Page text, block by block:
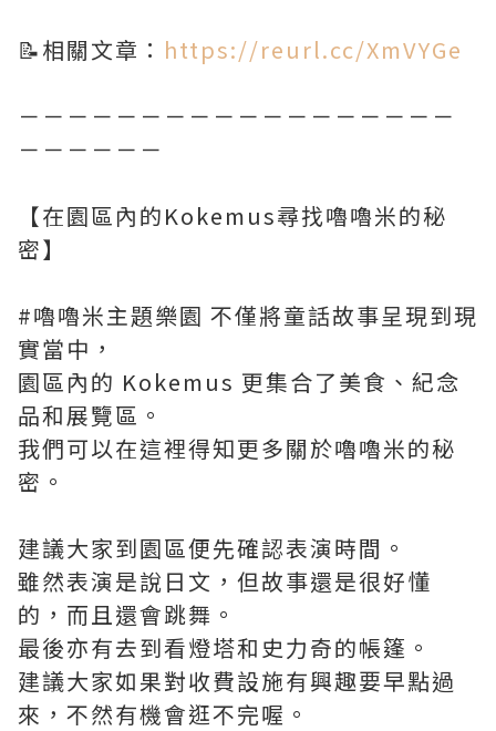
📝相關文章： https://reurl.cc/XmVYGe
－－－－－－－－－－－－－－－－－－
－－－－－－
【在園區內的Kokemus尋找嚕嚕米的秘
密】
#嚕嚕米主題樂園 不僅將童話故事呈現到現
實當中，
園區內的 Kokemus 更集合了美食、紀念
品和展覽區。
我們可以在這裡得知更多關於嚕嚕米的秘
密。
建議大家到園區便先確認表演時間。
雖然表演是說日文，但故事還是很好懂
的，而且還會跳舞。
最後亦有去到看燈塔和史力奇的帳篷。
建議大家如果對收費設施有興趣要早點過
來，不然有機會逛不完喔。